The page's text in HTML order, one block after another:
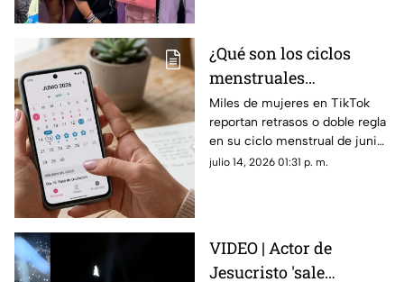
¿Qué son los ciclos
menstruales
misteriosos de junio
2026 y por qué son
tendencia?
Miles de mujeres en TikTok
reportan retrasos o doble regla
en su ciclo menstrual de junio
2026. Conoce la explicación
julio 14, 2026 01:31 p. m.
VIDEO | Actor de
Jesucristo 'sale